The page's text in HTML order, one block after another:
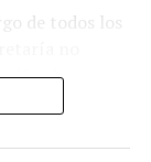
de todos los
No obstante,
y